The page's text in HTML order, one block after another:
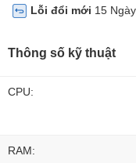
Lỗi đổi mới 15 Ngày
Thông số kỹ thuật
CPU:
RAM: